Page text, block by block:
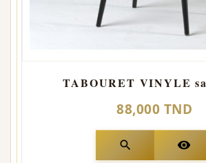
TABOURET VINYLE
88,000 TND
search visibility